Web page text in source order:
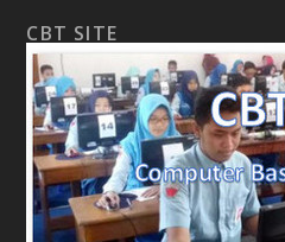
CBT SITE